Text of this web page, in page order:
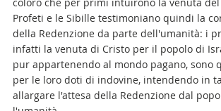
Profeti e le Sibille testimoniano quindi la
della Redenzione da parte dell'umanità: i
infatti la venuta di Cristo per il popolo di
pur appartenendo al mondo pagano, sono
per le loro doti di indovine, intendendo in
allargare l'attesa della Redenzione dal